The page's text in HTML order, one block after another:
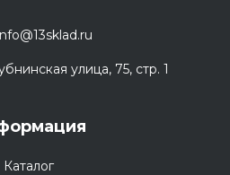
улица, 75, стр. 1
Каталог